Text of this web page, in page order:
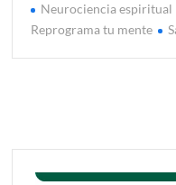
Neurociencia espiritual
Reprograma tu mente